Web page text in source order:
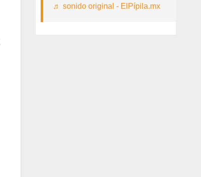
♬ sonido original - ElPípila.mx